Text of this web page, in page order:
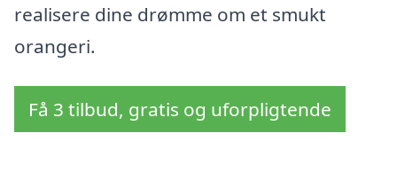
realisere dine drømme om et smukt
orangeri.
Få 3 tilbud, gratis og uforpligtende